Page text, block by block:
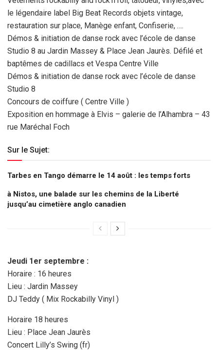
le légendaire label Big Beat Records objets vintage,
restauration sur place, Manège enfant, Confiserie, ….
Démos & initiation de danse rock avec l’école de danse
Studio 8 au Jardin Massey & Place Jean Jaurès. Défilé et
baptêmes de cadillacs et Vespa Centre Ville
Démos & initiation de danse rock avec l’école de danse
Studio 8
Concours de coiffure ( Centre Ville )
Exposition en hommage à Elvis – galerie de l’Alhambra – 43
rue Maréchal Foch
Sur le Sujet:
Tarbes en Tango démarre le 14 août : les temps forts
à Nistos, une balade sur les chemins de la Liberté
jusqu’au cimetière anglo canadien
Jeudi 1er septembre :
Horaire : 16 heures
Lieu : Jardin Massey
DJ Teddy ( Mix Rockabilly Vinyl )
Horaire 18 heures
Lieu : Place Jean Jaurès
Concert Lilly’s Swing (fr)